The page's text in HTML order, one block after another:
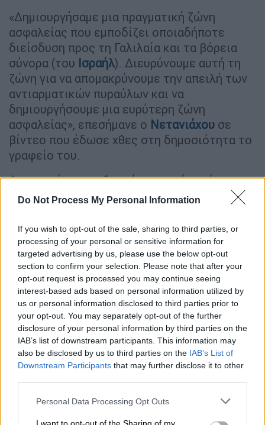
Do Not Process My Personal Information
If you wish to opt-out of the sale, sharing to third parties, or
processing of your personal or sensitive information for
targeted advertising by us, please use the below opt-out
section to confirm your selection. Please note that after your
opt-out request is processed you may continue seeing
interest-based ads based on personal information utilized by
us or personal information disclosed to third parties prior to
your opt-out. You may separately opt-out of the further
disclosure of your personal information by third parties on the
IAB’s list of downstream participants. This information may
also be disclosed by us to third parties on the IAB’s List of
Downstream Participants that may further disclose it to other
Please note that this website/app uses one or more Google
Personal Data Processing Opt Outs
«Δημιουργήσαμε μια πραγματική ζώνη
ασφαλείας που εμποδίζει οποιαδήποτε
διείσδυση προς τη Γαλιλαία και τα βόρεια
σύνορα (του Ισραήλ). Διευρύνουμε αυτή τη
ζώνη για να απομακρύνουμε την απειλή των
αντιαρματικών πυραύλων και να
δημιουργήσουμε μια ευρύτερη ζώνη
ασφαλείας», επεσήμανε ο Νετανιάχου σε
βίντεο που έδωσε χθες στη δημοσιότητα το
γραφείο του.
Αν τα πράγματα εξαρτώνταν από εκείνον, το
Ισραήλ «θα παρέμενε στον Λίβανο, όπως το
δουλεία έχει ολοκληρωθεί», σχολιάζει ο
Γιουστ Χίλτερμαν του International Crisis
Group (ICG).
Όμως «στην πραγματικότητα όλα εξαρτώνται
από το τι θα κάνει ο Τραμπ όταν αποφασίσει
να βάλει τέλος στην εμπλοκή των ΗΠΑ στον
πόλεμο», προσθέτει ο ίδιος. «Θα πει στο
Ισραήλ να κάνει το ίδιο ή όχι; Και αυτό θα
αφορά τόσο το Ιράν όσο και τον Λίβανο ή
;», διερωτάται.
Σύμφωνα με δημοσκόπηση που διενεργήθηκε